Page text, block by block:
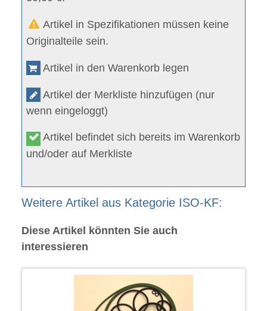
Artikel in Spezifikationen müssen keine
Originalteile sein.
Artikel in den Warenkorb legen
Artikel der Merkliste hinzufügen (nur
wenn eingeloggt)
Artikel befindet sich bereits im Warenkorb
und/oder auf Merkliste
Weitere Artikel aus Kategorie ISO-KF:
Diese Artikel könnten Sie auch
interessieren